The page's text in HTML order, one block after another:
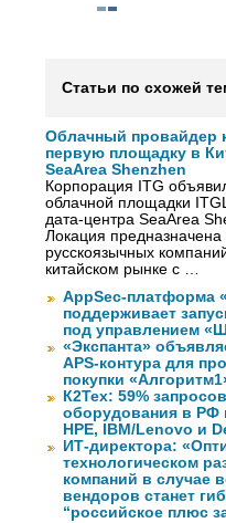
Статьи по схожей
Облачный провайдер
первую площадку в
SeaArea Shenzhen
Корпорация ITG
облачной площадки
дата-центра SeaArea
Локация предназначена
русскоязычных
китайском рынке с …
AppSec-платформа
поддерживает
под управлением
«Экспанта»
APS-контура для
покупки
К2Тех: 59%
оборудования в РФ
HPE, IBM/Lenovo и
ИТ-директора:
технологическом
компаний в случае
вендоров станет
“российское плюс